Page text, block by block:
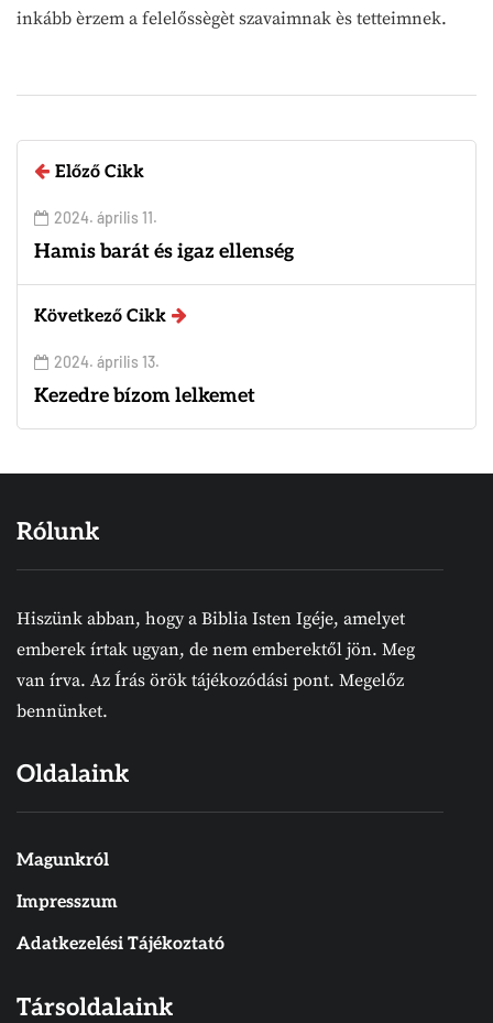
inkább èrzem a felelőssègèt szavaimnak ès tetteimnek.
Előző Cikk
2024. április 11.
Hamis barát és igaz ellenség
Következő Cikk
2024. április 13.
Kezedre bízom lelkemet
Rólunk
Hiszünk abban, hogy a Biblia Isten Igéje, amelyet
emberek írtak ugyan, de nem emberektől jön. Meg
van írva. Az Írás örök tájékozódási pont. Megelőz
bennünket.
Oldalaink
Magunkról
Impresszum
Adatkezelési Tájékoztató
Társoldalaink